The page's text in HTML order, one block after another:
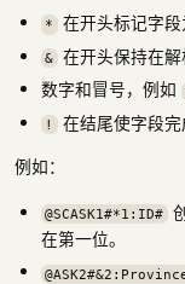
* 在开头标记字段
&
在开头保持在解
数字和冒号，例如
!
在结尾使字段完
例如：
@SCASK1#*1:ID#
在第一位。